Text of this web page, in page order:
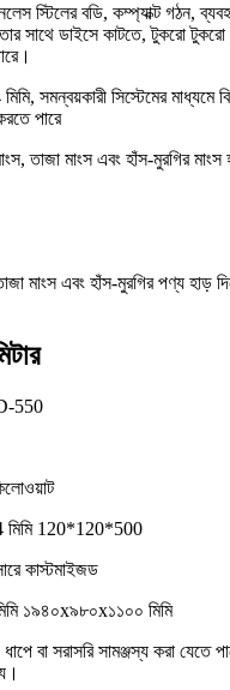
স্টিলের বডি, কম্প্যাক্ট গঠন,
সাথে ডাইসে কাটতে, টুকরো
সমন্বয়কারী সিস্টেমের মাধ্যমে
পারে
তাজা মাংস এবং হাঁস-মুরগির মাংস
মাংস এবং হাঁস-মুরগির পণ্য হাড়
550
120*120*500
কাস্টমাইজড
১৯৪০x৯৮০x১১০০ মিমি
বা সরাসরি সামঞ্জস্য করা যেতে